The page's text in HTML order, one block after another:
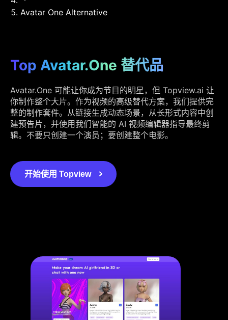
Avatar One Alternative
Top Avatar.One 替代品
Avatar.One 可能让你成为节目的明星，但 Topview.ai 让
你制作整个大片。作为视频的高级替代方案，我们提供完
整的制作套件。从链接生成动态场景，从长形式内容中创
建预告片，并使用我们智能的 AI 视频编辑器指导最终剪
辑。不要只创建一个演员；要创建整个电影。
开始使用 Topview